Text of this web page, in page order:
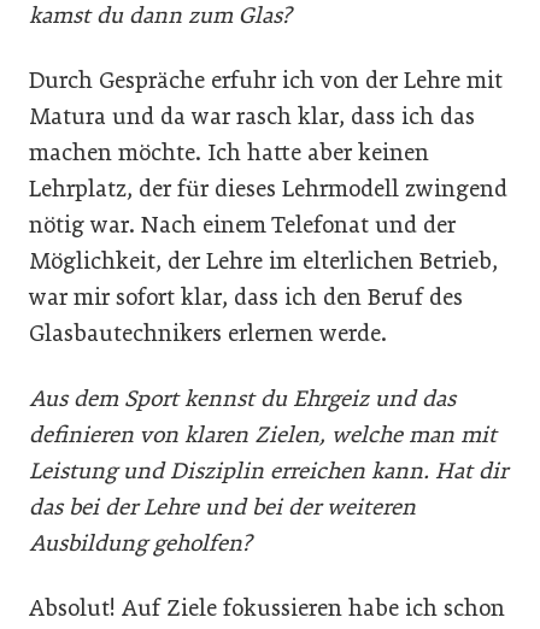
kamst du dann zum Glas?
Durch Gespräche erfuhr ich von der Lehre mit
Matura und da war rasch klar, dass ich das
machen möchte. Ich hatte aber keinen
Lehrplatz, der für dieses Lehrmodell zwingend
nötig war. Nach einem Telefonat und der
Möglichkeit, der Lehre im elterlichen Betrieb,
war mir sofort klar, dass ich den Beruf des
Glasbautechnikers erlernen werde.
Aus dem Sport kennst du Ehrgeiz und das
definieren von klaren Zielen, welche man mit
Leistung und Disziplin erreichen kann. Hat dir
das bei der Lehre und bei der weiteren
Ausbildung geholfen?
Absolut! Auf Ziele fokussieren habe ich schon